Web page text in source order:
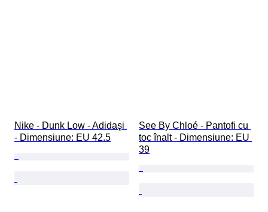
Nike - Dunk Low - Adidaşi
- Dimensiune: EU 42.5
See By Chloé - Pantofi cu
toc înalt - Dimensiune: EU
39